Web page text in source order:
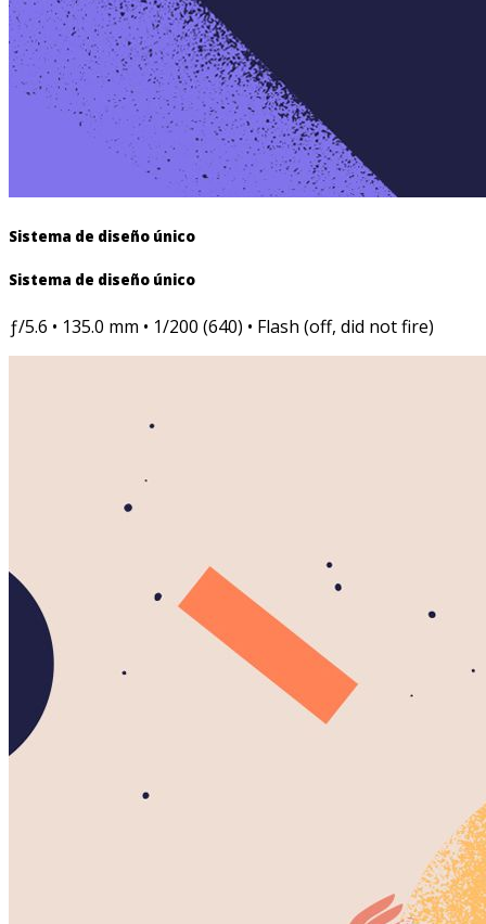
Sistema de diseño único
Sistema de diseño único
ƒ/5.6 • 135.0 mm • 1/200 (640) • Flash (off, did not fire)